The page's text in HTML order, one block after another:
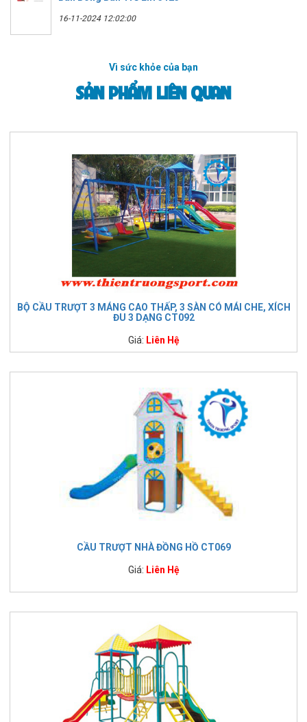
16-11-2024 12:02:00
Vì sức khỏe của bạn
SẢN PHẨM LIÊN QUAN
BỘ CẦU TRƯỢT 3 MÁNG CAO THẤP, 3 SÀN CÓ MÁI CHE, XÍCH
ĐU 3 DẠNG CT092
Giá: Liên Hệ
CẦU TRƯỢT NHÀ ĐỒNG HỒ CT069
Giá: Liên Hệ